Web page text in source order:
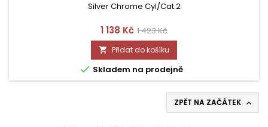
Silver Chrome Cyl/Cat.2
Cena
1 138 Kč Běžná
cena
1 423 Kč
 Přidat do košíku
 Skladem na prodejně
ZPĚT NA ZAČÁTEK 